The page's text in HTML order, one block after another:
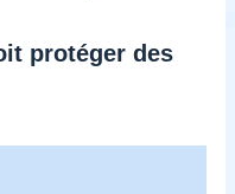
protéger des